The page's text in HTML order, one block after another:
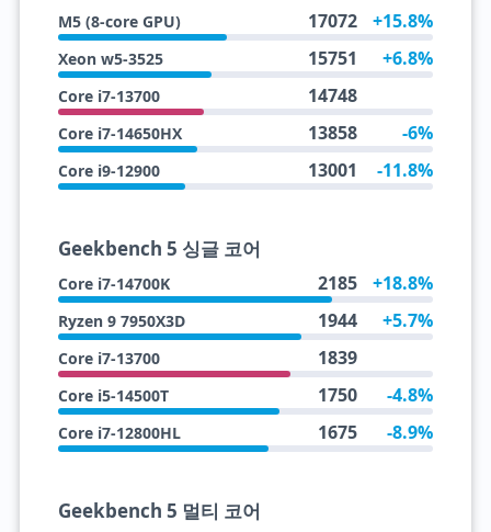
M5 (8-core GPU) 17072 +15.8%
Xeon w5-3525 15751 +6.8%
Core i7-13700 14748
Core i7-14650HX 13858 -6%
Core i9-12900 13001 -11.8%
Geekbench 5 싱글 코어
Core i7-14700K 2185 +18.8%
Ryzen 9 7950X3D 1944 +5.7%
Core i7-13700 1839
Core i5-14500T 1750 -4.8%
Core i7-12800HL 1675 -8.9%
Geekbench 5 멀티 코어